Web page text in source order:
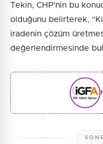
Tekin, CHP’nin bu
olduğunu belirterek,
iradenin çözüm
değerlendirmesinde